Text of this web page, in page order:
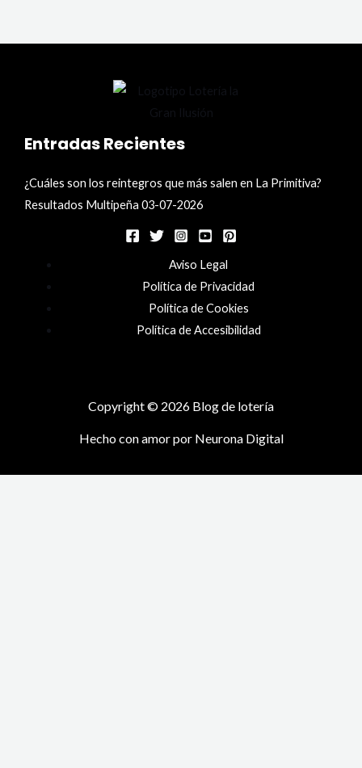
Entradas Recientes
¿Cuáles son los reintegros que más salen en La Primitiva?
Resultados Multipeña 03-07-2026
Aviso Legal
Política de Privacidad
Política de Cookies
Política de Accesibilidad
Copyright © 2026 Blog de lotería
Hecho con amor por Neurona Digital